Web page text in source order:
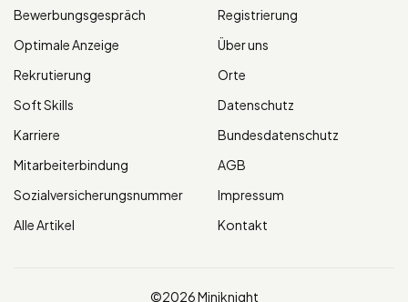
Bewerbungsgespräch
Optimale Anzeige
Rekrutierung
Soft Skills
Karriere
Mitarbeiterbindung
Sozialversicherungsnummer
Alle Artikel
Registrierung
Über uns
Orte
Datenschutz
Bundesdatenschutz
AGB
Impressum
Kontakt
©2026 Miniknight